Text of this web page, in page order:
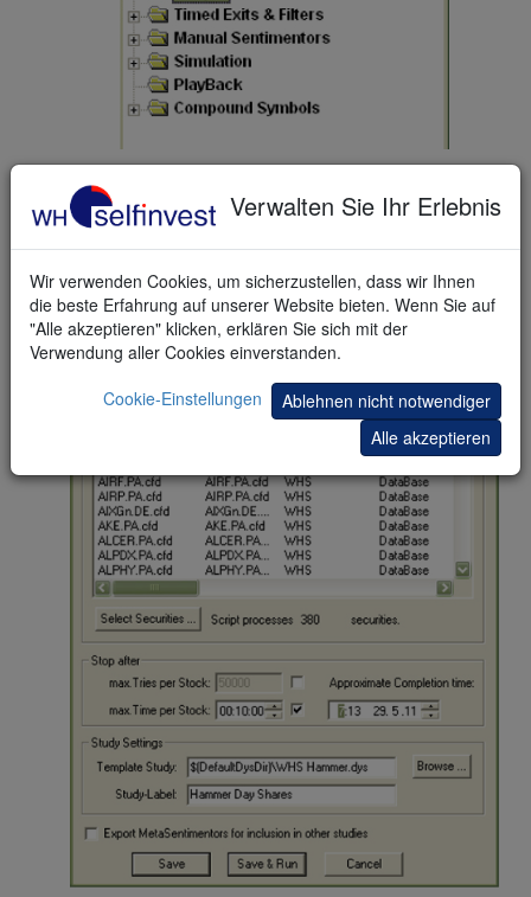
Der Skript Editor öffnet sich.
Verwalten Sie Ihr Erlebnis
Wir verwenden Cookies, um sicherzustellen, dass wir Ihnen
die beste Erfahrung auf unserer Website bieten. Wenn Sie auf
"Alle akzeptieren" klicken, erklären Sie sich mit der
Verwendung aller Cookies einverstanden.
Cookie-Einstellungen
Ablehnen nicht notwendiger
Alle akzeptieren